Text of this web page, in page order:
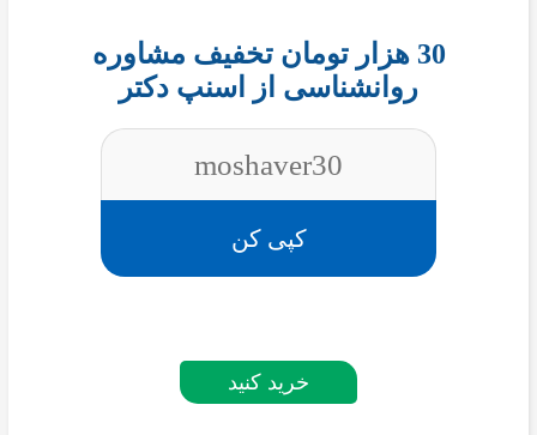
30 هزار تومان تخفیف مشاوره
روانشناسی از اسنپ دکتر
moshaver30
کپی کن
خرید کنید